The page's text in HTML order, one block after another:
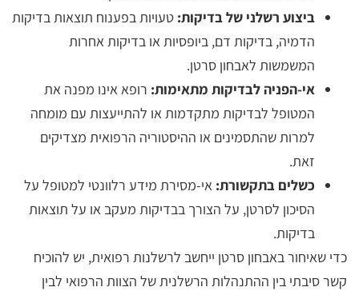
ביצוע רשלני של בדיקות: טעויות בפענוח תוצאות בדיקות
הדמיה, בדיקות דם, ביופסיות או בדיקות אחרות
המשמשות לאבחון סרטן.
אי-הפניה לבדיקות מתאימות: רופא אינו מפנה את
המטופל לבדיקות מתקדמות או להתייעצות עם מומחה
למרות שהתסמינים או ההיסטוריה הרפואית מצדיקים
זאת.
כשלים בתקשורת: אי-מסירת מידע רלוונטי למטופל על
הסיכון לסרטן, על הצורך בבדיקות מעקב או על תוצאות
בדיקות.
כדי שאיחור באבחון סרטן ייחשב לרשלנות רפואית, יש להוכיח
קשר סיבתי בין ההתנהלות הרשלנית של הצוות הרפואי לבין